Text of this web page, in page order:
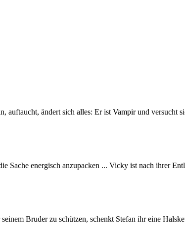
ändert sich alles: Er ist Vampir und versucht
Sache energisch anzupacken ... Vicky ist nach ihrer
Bruder zu schützen, schenkt Stefan ihr eine